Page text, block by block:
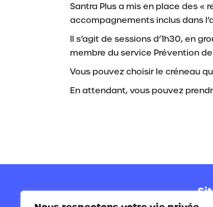
Santra Plus a mis en place des «
accompagnements inclus dans
Il s’agit de sessions d’1h30, en
membre du service Prévention de
Vous pouvez choisir le créneau
En attendant, vous pouvez